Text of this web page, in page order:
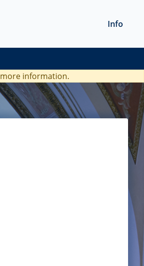
Info
information.